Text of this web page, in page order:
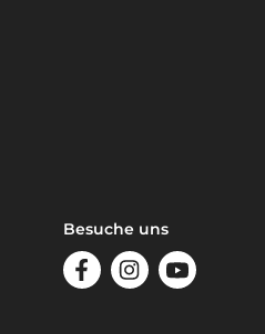
Besuche uns